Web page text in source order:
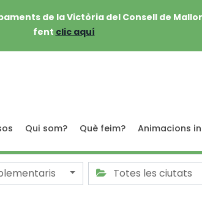
de la Victòria del Consell de
fent clic aquí
Qui som? Què feim? Animacions
Totes les ciutats